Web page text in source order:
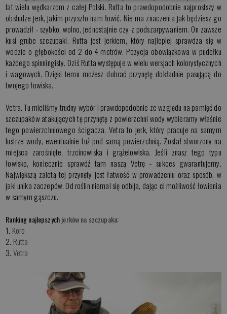
lat wielu wędkarzom z całej Polski. Rutta to prawdopodobnie najprostszy w
obsłudze jerk, jakim przyszło nam łowić. Nie ma znaczenia jak będziesz go
prowadził - szybko, wolno, jednostajnie czy z podszarpywaniem. On zawsze
kusi grube szczupaki. Rutta jest jerkiem, który najlepiej sprawdza się w
wodzie o głębokości od 2 do 4 metrów. Pozycja obowiązkowa w pudełku
każdego spinningisty. Dziś Rutta występuje w wielu wersjach kolorystycznych
i wagowych. Dzięki temu możesz dobrać przynętę dokładnie pasującą do
twojego łowiska.
Vetra. Tu mieliśmy trudny wybór i prawdopodobnie ze względu na pamięć do
szczupaków atakujących tę przynętę z powierzchni wody wybieramy właśnie
tego powierzchniowego ścigacza. Vetra to jerk, który pracuje na samym
lustrze wody, ewentualnie tuż pod samą powierzchnią. Został stworzony na
miejsca zarośnięte, trzcinowiska i grążelowiska. Jeśli znasz tego typu
łowisko, koniecznie sprawdź tam naszą Vetrę - sukces gwarantujemy.
Największą zaletą tej przynęty jest łatwość w prowadzeniu oraz sposób, w
jaki unika zaczepów. Od roślin niemal się odbija, dając ci możliwość łowienia
w samym gąszczu.
Ranking najlepszychjerków na szczupaka:
1. Koro
2. Rutta
3. Vetra